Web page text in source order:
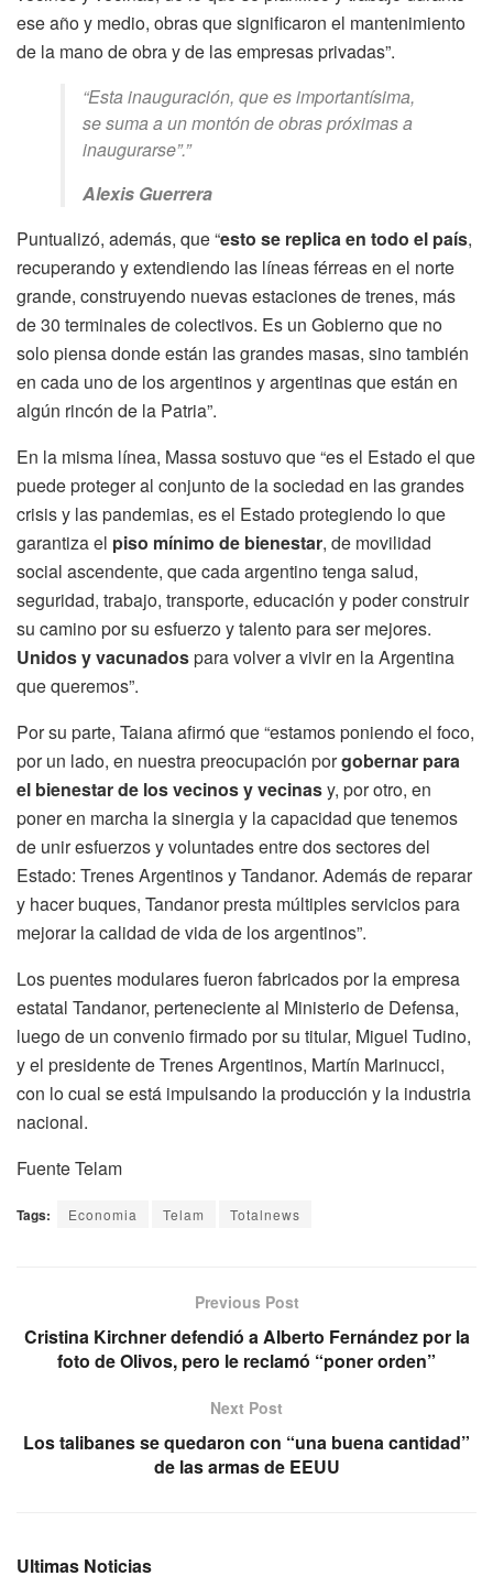
ese año y medio, obras que significaron el mantenimiento
de la mano de obra y de las empresas privadas”.
“Esta inauguración, que es importantísima,
se suma a un montón de obras próximas a
inaugurarse”.”
Alexis Guerrera
Puntualizó, además, que “esto se replica en todo el país,
recuperando y extendiendo las líneas férreas en el norte
grande, construyendo nuevas estaciones de trenes, más
de 30 terminales de colectivos. Es un Gobierno que no
solo piensa donde están las grandes masas, sino también
en cada uno de los argentinos y argentinas que están en
algún rincón de la Patria”.
En la misma línea, Massa sostuvo que “es el Estado el que
puede proteger al conjunto de la sociedad en las grandes
crisis y las pandemias, es el Estado protegiendo lo que
garantiza el piso mínimo de bienestar, de movilidad
social ascendente, que cada argentino tenga salud,
seguridad, trabajo, transporte, educación y poder construir
su camino por su esfuerzo y talento para ser mejores.
Unidos y vacunadospara volver a vivir en la Argentina
que queremos”.
Por su parte, Taiana afirmó que “estamos poniendo el foco,
por un lado, en nuestra preocupación porgobernar para
el bienestar de los vecinos y vecinasy, por otro, en
poner en marcha la sinergia y la capacidad que tenemos
de unir esfuerzos y voluntades entre dos sectores del
Estado: Trenes Argentinos y Tandanor. Además de reparar
y hacer buques, Tandanor presta múltiples servicios para
mejorar la calidad de vida de los argentinos”.
Los puentes modulares fueron fabricados por la empresa
estatal Tandanor, perteneciente al Ministerio de Defensa,
luego de un convenio firmado por su titular, Miguel Tudino,
y el presidente de Trenes Argentinos, Martín Marinucci,
con lo cual se está impulsando la producción y la industria
nacional.
Fuente Telam
Tags: Economia Telam Totalnews
Previous Post
Cristina Kirchner defendió a Alberto Fernández por la
foto de Olivos, pero le reclamó “poner orden”
Next Post
Los talibanes se quedaron con “una buena cantidad”
de las armas de EEUU
Ultimas Noticias